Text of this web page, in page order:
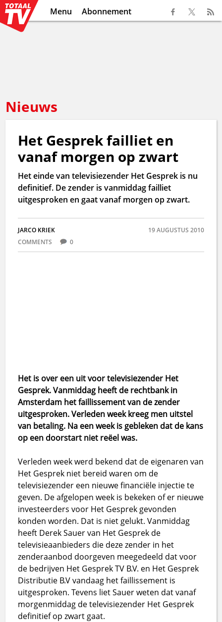
Menu Abonnement
Nieuws
Het Gesprek failliet en
vanaf morgen op zwart
Het einde van televisiezender Het Gesprek is nu
definitief. De zender is vanmiddag failliet
uitgesproken en gaat vanaf morgen op zwart.
JARCO KRIEK
19 AUGUSTUS 2010
COMMENTS
0
Het is over een uit voor televisiezender Het
Gesprek. Vanmiddag heeft de rechtbank in
Amsterdam het faillissement van de zender
uitgesproken. Verleden week kreeg men uitstel
van betaling. Na een week is gebleken dat de kans
op een doorstart niet reëel was.
Verleden week werd bekend dat de eigenaren van
Het Gesprek niet bereid waren om de
televisiezender een nieuwe financiële injectie te
geven. De afgelopen week is bekeken of er nieuwe
investeerders voor Het Gesprek gevonden
konden worden. Dat is niet gelukt. Vanmiddag
heeft Derek Sauer van Het Gesprek de
televisieaanbieders die deze zender in het
zenderaanbod doorgeven meegedeeld dat voor
de bedrijven Het Gesprek TV B.V. en Het Gesprek
Distributie B.V vandaag het faillissement is
uitgesproken. Tevens liet Sauer weten dat vanaf
morgenmiddag de televisiezender Het Gesprek
definitief op zwart gaat.